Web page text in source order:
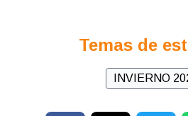
Temas de
INVIERNO